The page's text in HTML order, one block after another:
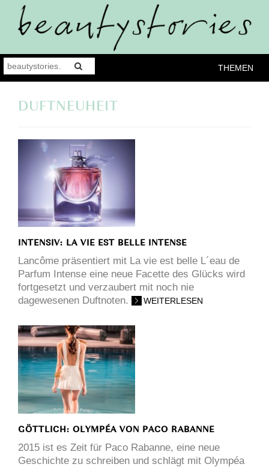
THEMEN
DUFTNEUHEIT
INTENSIV: LA VIE EST BELLE INTENSE
Lancôme präsentiert mit La vie est belle L´eau de
Parfum Intense eine neue Facette des Glücks wird
fortgesetzt und verzaubert mit noch nie
dagewesenen Duftnoten.
WEITERLESEN
GÖTTLICH: OLYMPÉA VON PACO RABANNE
2015 ist es Zeit für Paco Rabanne, eine neue
Geschichte zu schreiben und schlägt mit Olympéa